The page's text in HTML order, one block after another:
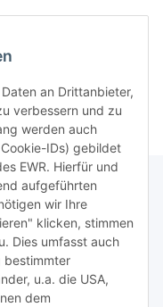
an Drittanbieter,
verbessern und zu
werden auch
IDs) gebildet
EWR. Hierfür und
aufgeführten
wir Ihre
klicken, stimmen
Dies umfasst auch
bestimmter
u.a. die USA,
dem